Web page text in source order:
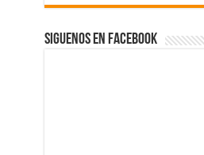
Siguenos en Facebook